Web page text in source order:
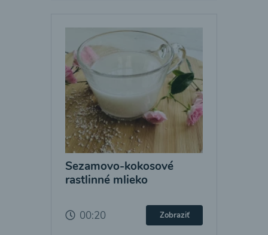
Sezamovo-kokosové
rastlinné mlieko
00:20 Zobraziť